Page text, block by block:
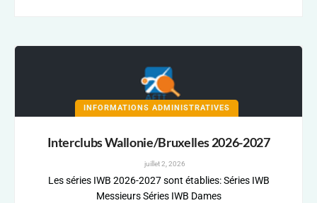
INFORMATIONS ADMINISTRATIVES
Interclubs Wallonie/Bruxelles 2026-2027
juillet 2, 2026
Les séries IWB 2026-2027 sont établies: Séries IWB
Messieurs Séries IWB Dames